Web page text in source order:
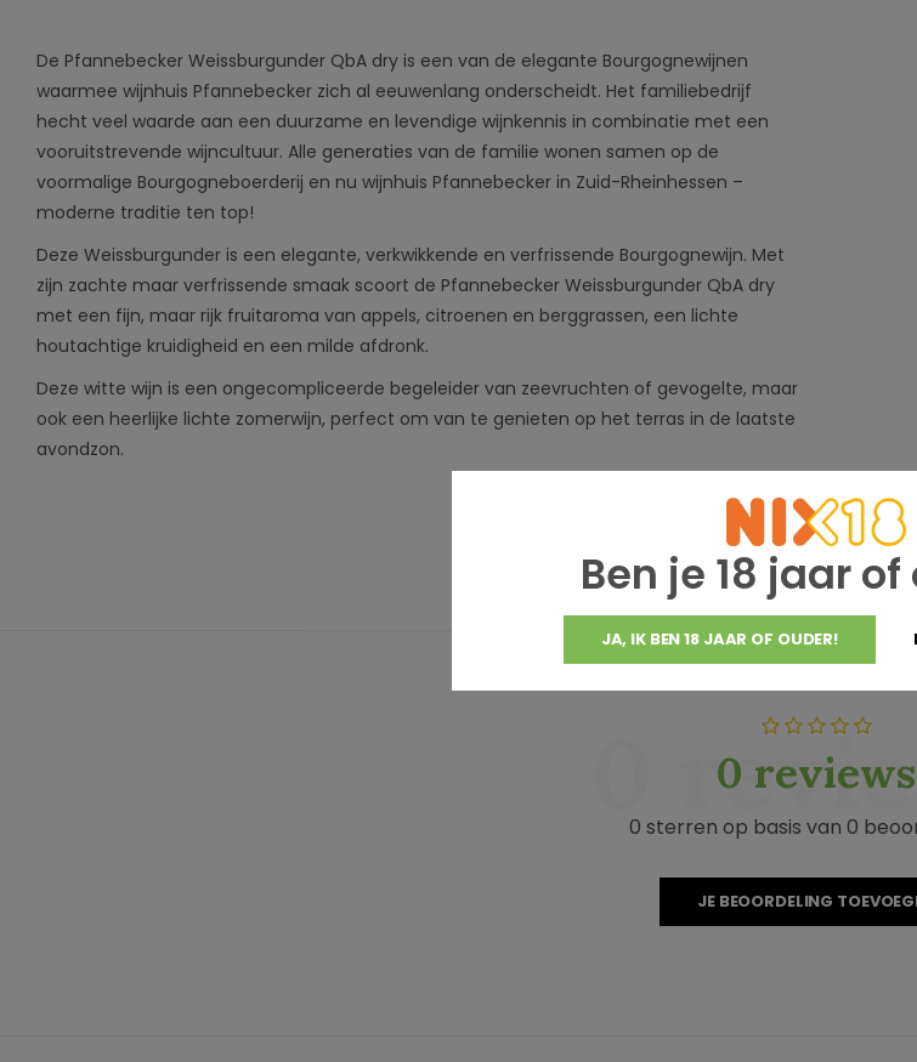
Ben je 18 jaar of
JA, IK BEN 18 JAAR OF OUDER!
De Pfannebecker Weissburgunder QbA dry is een van de elegante Bourgognewijnen
waarmee wijnhuis Pfannebecker zich al eeuwenlang onderscheidt. Het familiebedrijf
hecht veel waarde aan een duurzame en levendige wijnkennis in combinatie met een
vooruitstrevende wijncultuur. Alle generaties van de familie wonen samen op de
voormalige Bourgogneboerderij en nu wijnhuis Pfannebecker in Zuid-Rheinhessen –
moderne traditie ten top!
Deze Weissburgunder is een elegante, verkwikkende en verfrissende Bourgognewijn. Met
zijn zachte maar verfrissende smaak scoort de Pfannebecker Weissburgunder QbA dry
met een fijn, maar rijk fruitaroma van appels, citroenen en berggrassen, een lichte
houtachtige kruidigheid en een milde afdronk.
Deze witte wijn is een ongecompliceerde begeleider van zeevruchten of gevogelte, maar
ook een heerlijke lichte zomerwijn, perfect om van te genieten op het terras in de laatste
avondzon.
0 reviews
0
0 sterren op basis van 0
JE BEOORDELING